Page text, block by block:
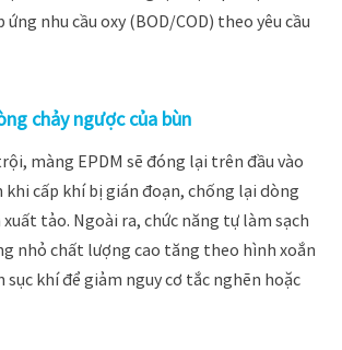
ứng nhu cầu oxy (BOD/COD) theo yêu cầu
chảy ngược của bùn
màng EPDM sẽ đóng lại trên đầu vào
khi cấp khí bị gián đoạn, chống lại dòng
xuất tảo. Ngoài ra, chức năng tự làm sạch
nhỏ chất lượng cao tăng theo hình xoắn
khí để giảm nguy cơ tắc nghẽn hoặc